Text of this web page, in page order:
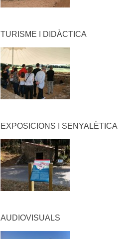
TURISME I DIDÀCTICA
EXPOSICIONS I SENYALÈTICA
AUDIOVISUALS